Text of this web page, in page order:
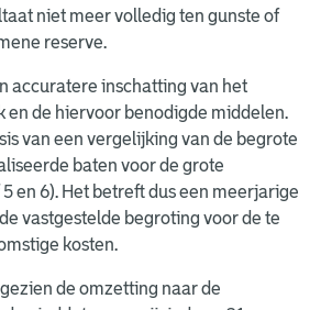
niet meer volledig ten gunste of
reserve.
accuratere inschatting van het
en de hiervoor benodigde middelen.
van een vergelijking van de begrote
baten voor de grote
en 6). Het betreft dus een meerjarige
vastgestelde begroting voor de te
kosten.
de omzetting naar de